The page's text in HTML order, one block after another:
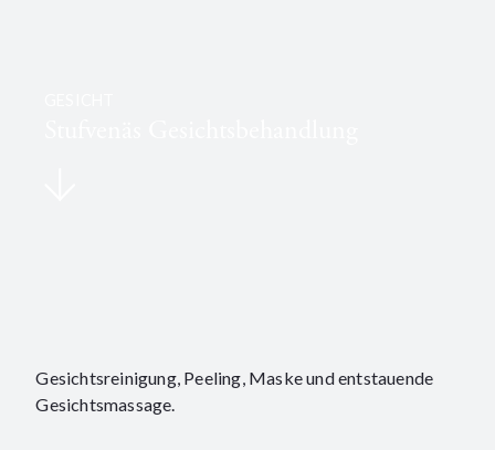
Gesichtsreinigung, Peeling, Maske und entstauende
Gesichtsmassage.